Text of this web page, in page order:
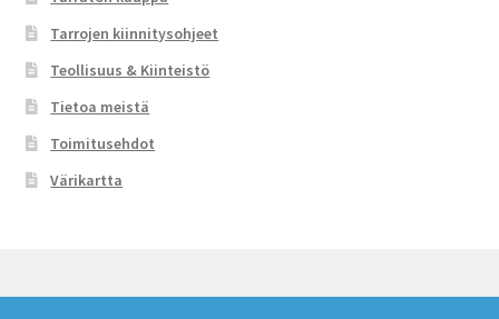
Tarrojen kiinnitysohjeet
Teollisuus & Kiinteistö
Tietoa meistä
Toimitusehdot
Värikartta